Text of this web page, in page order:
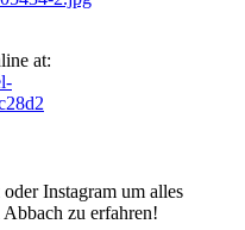
at:
Instagram um alles
zu erfahren!